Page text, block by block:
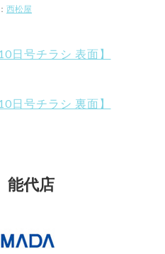
西松屋
日号チラシ 表面】
日号チラシ 裏面】
能代店